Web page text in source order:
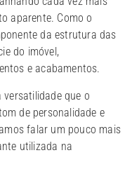
aparente. Como o
da estrutura das
do imóvel,
e acabamentos.
que o
de personalidade e
falar um pouco mais
utilizada na